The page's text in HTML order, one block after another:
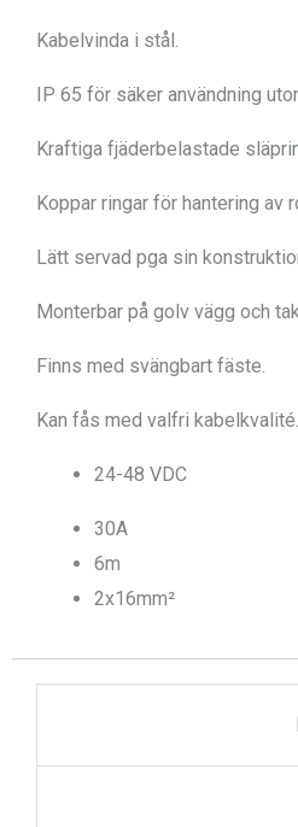
Kabelvinda i stål.
IP 65 för säker användning
Kraftiga fjäderbelastade
Koppar ringar för hantering av
Lätt servad pga sin
Monterbar på golv vägg och
Finns med svängbart fäste.
Kan fås med valfri kabelkvalité.
24-48 VDC
30A
6m
2x16mm²